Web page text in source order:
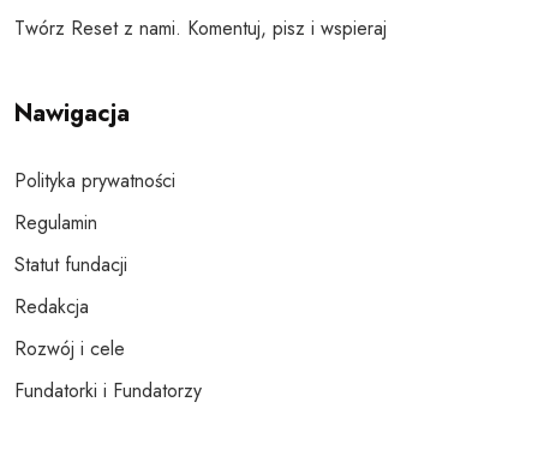
Twórz Reset z nami. Komentuj, pisz i wspieraj
Nawigacja
Polityka prywatności
Regulamin
Statut fundacji
Redakcja
Rozwój i cele
Fundatorki i Fundatorzy